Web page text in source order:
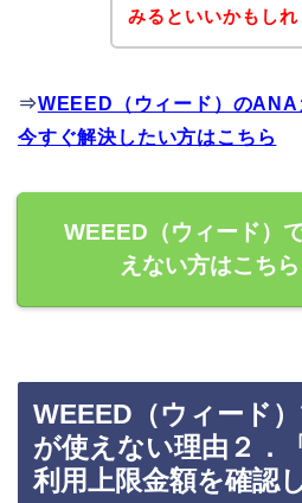
みるといいかもしれ
⇒WEEED（ウィード）の
今すぐ解決したい方はこちら
WEEED（ウィード）
えない方はこち
WEEED（ウィード
が使えない理由２．
利用上限金額を確認